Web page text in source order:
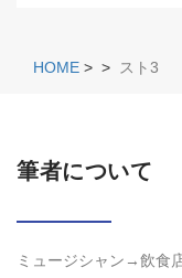
HOME > > スト3
筆者について
ミュージシャン→飲食